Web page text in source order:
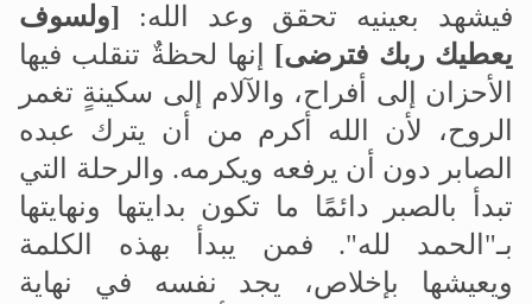
فيشهد بعينيه تحقق وعد الله:
]ولسوف
يعطيك ربك فترضى[
إنها لحظةٌ تنقلب فيها
الأحزان إلى أفراح، والآلام إلى سكينةٍ تغمر
الروح، لأن الله أكرم من أن يترك عبده
الصابر دون أن يرفعه ويكرمه. والرحلة التي
تبدأ بالصبر دائمًا ما تكون بدايتها ونهايتها
بـ"الحمد لله". فمن يبدأ بهذه الكلمة
ويعيشها بإخلاص، يجد نفسه في نهاية